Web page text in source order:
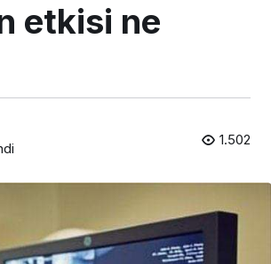
etkisi ne
1.502
Araklı Haberleri